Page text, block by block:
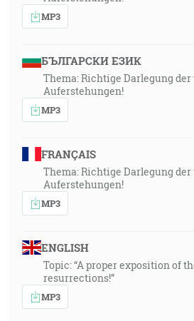
MP3
БЪЛГАРСКИ ЕЗИК
Thema: Richtige Darlegung
Auferstehungen!
MP3
FRANÇAIS
Thema: Richtige Darlegung
Auferstehungen!
MP3
ENGLISH
Topic: “A proper exposition of
resurrections!”
MP3